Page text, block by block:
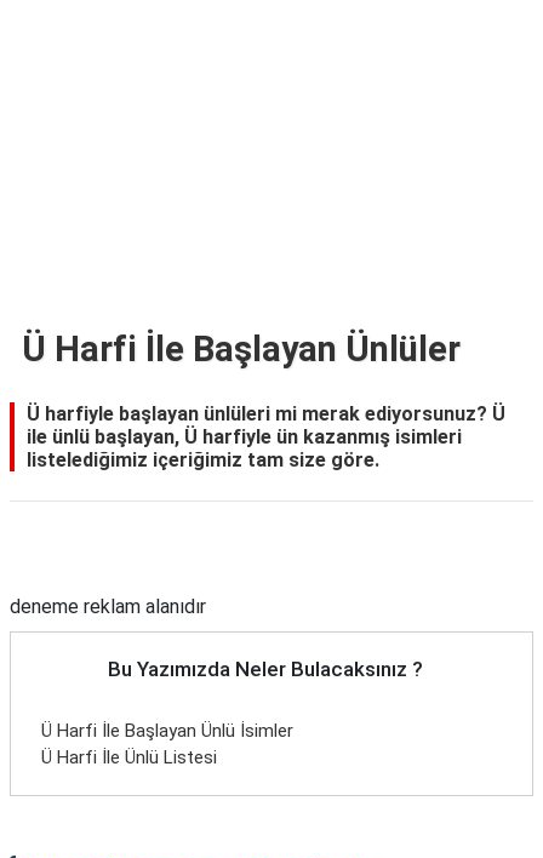
Ü Harfi İle Başlayan Ünlüler
Ü harfiyle başlayan ünlüleri mi merak ediyorsunuz? Ü
ile ünlü başlayan, Ü harfiyle ün kazanmış isimleri
listelediğimiz içeriğimiz tam size göre.
deneme reklam alanıdır
Bu Yazımızda Neler Bulacaksınız ?
Ü Harfi İle Başlayan Ünlü İsimler
Ü Harfi İle Ünlü Listesi